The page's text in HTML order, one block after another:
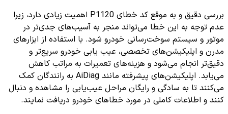
بررسی دقیق و به موقع کد خطای P1120 اهمیت زیادی دارد، زیرا
عدم توجه به این خطا می‌تواند منجر به آسیب‌های جدی‌تر در
موتور و سیستم سوخت‌رسانی خودرو شود. با استفاده از ابزارهای
مدرن و اپلیکیشن‌های تخصصی، عیب یابی خودرو سریع‌تر و
دقیق‌تر انجام می‌شود و هزینه‌های تعمیرات به مراتب کاهش
می‌یابد. اپلیکیشن‌های پیشرفته مانند AiDiag به رانندگان کمک
می‌کنند تا به سادگی و رایگان مراحل عیب‌یابی را مشاهده و دنبال
کنند و اطلاعات کاملی در مورد خطاهای خودرو دریافت نمایند.